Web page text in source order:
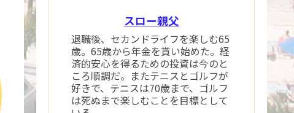
スロー親父
退職後、セカンドライフを楽しむ65
歳。65歳から年金を貰い始めた。経
済的安心を得るための投資は今のと
ころ順調だ。またテニスとゴルフが
好きで、テニスは70歳まで、ゴルフ
は死ぬまで楽しむことを目標として